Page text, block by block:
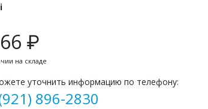
₽
на складе
уточнить информацию по телефону:
896-2830